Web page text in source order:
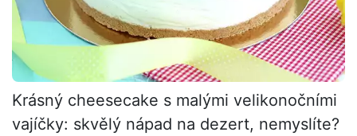
Krásný cheesecake s malými velikonočními
vajíčky: skvělý nápad na dezert, nemyslíte?